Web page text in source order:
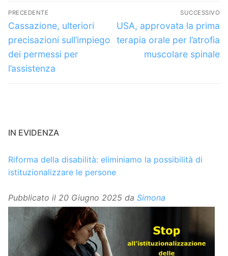
Navigazione
articoli
PRECEDENTE
Articolo
precedente:
Cassazione, ulteriori
precisazioni sull’impiego
dei permessi per
l’assistenza
SUCCESSIVO
Articolo
successivo:
USA, approvata la prima
terapia orale per l’atrofia
muscolare spinale
IN EVIDENZA
Riforma della disabilità: eliminiamo la possibilità di
istituzionalizzare le persone
Pubblicato il 20 Giugno 2025 da Simona